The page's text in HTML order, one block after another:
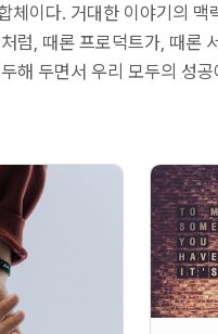
체이다. 거대한 이야기의 맥
럼, 때론 프로덕트가, 때론
해 두면서 우리 모두의 성